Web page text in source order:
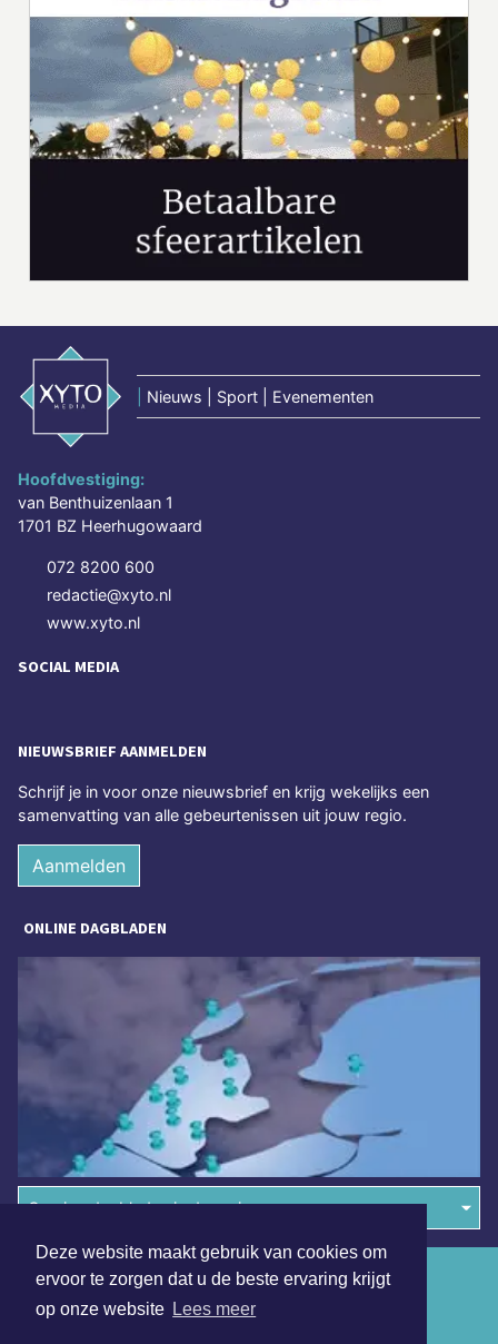
Deze website maakt gebruik van cookies om
ervoor te zorgen dat u de beste ervaring krijgt
op onze website Lees meer
Nieuws | Sport | Evenementen
Hoofdvestiging:
van Benthuizenlaan 1
1701 BZ Heerhugowaard
072 8200 600
redactie@xyto.nl
www.xyto.nl
SOCIAL MEDIA
NIEUWSBRIEF AANMELDEN
Schrijf je in voor onze nieuwsbrief en krijg wekelijks een
samenvatting van alle gebeurtenissen uit jouw regio.
Aanmelden
ONLINE DAGBLADEN
Overige dagbladen in de regio
Algemene voorwaarden
Disclaimer